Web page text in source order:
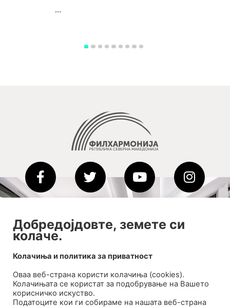
...
2020-09-01_argument!
Filharmonija
Добредојдовте, земете си
колаче.
Колачиња и политика за приватност
Оваа веб-странa користи колачиња (cookies).
Колачињата се користат за подобрување на Вашето
корисничко искуство.
Податоците кои ги собираме на нашата веб-страна